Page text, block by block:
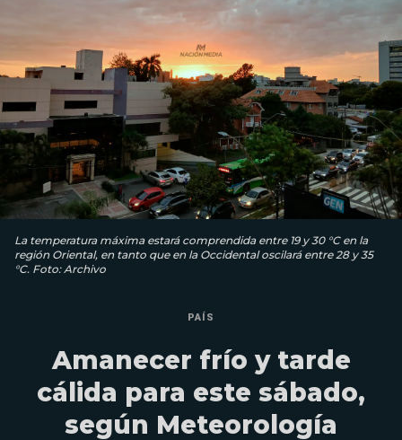
La temperatura máxima estará comprendida entre 19 y 30 °C en la
región Oriental, en tanto que en la Occidental oscilará entre 28 y 35
°C. Foto: Archivo
PAÍS
Amanecer frío y tarde
cálida para este sábado,
según Meteorología